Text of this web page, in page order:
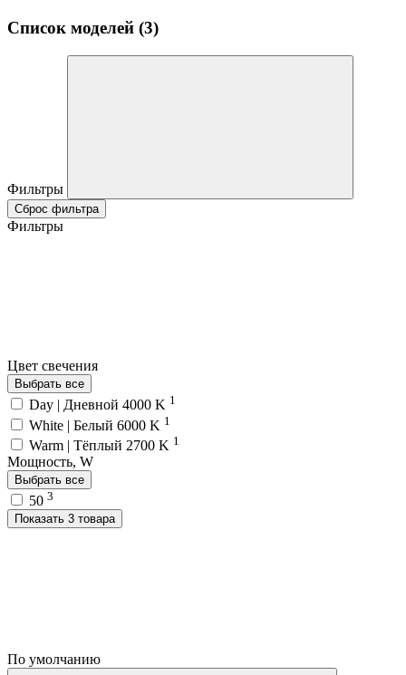
Список моделей (3)
Фильтры
Сброс фильтра
Фильтры
Цвет свечения
Выбрать все
Day | Дневной 4000 K 1
White | Белый 6000 K 1
Warm | Тёплый 2700 K 1
Мощность, W
Выбрать все
50 3
Показать 3 товара
По умолчанию